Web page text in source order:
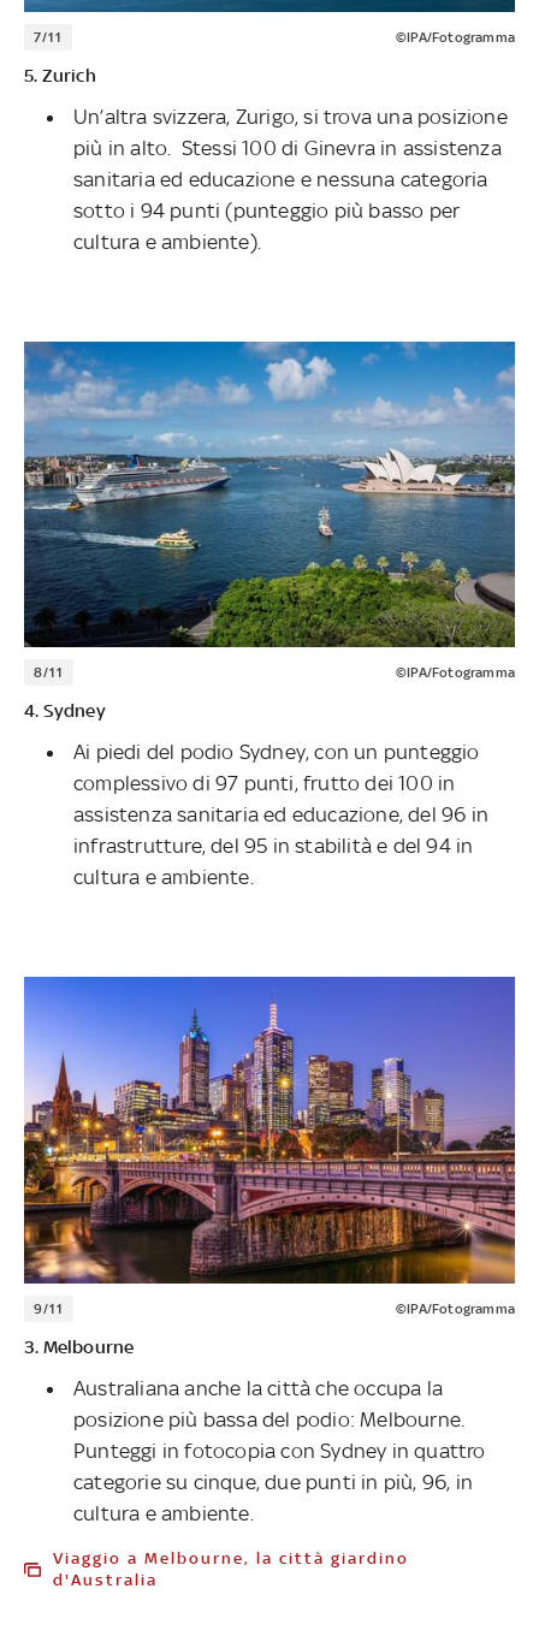
7/11 ©IPA/Fotogramma
5. Zurich
Un’altra svizzera, Zurigo, si trova una posizione
più in alto. Stessi 100 di Ginevra in assistenza
sanitaria ed educazione e nessuna categoria
sotto i 94 punti (punteggio più basso per
cultura e ambiente).
8/11 ©IPA/Fotogramma
4. Sydney
Ai piedi del podio Sydney, con un punteggio
complessivo di 97 punti, frutto dei 100 in
assistenza sanitaria ed educazione, del 96 in
infrastrutture, del 95 in stabilità e del 94 in
cultura e ambiente.
9/11 ©IPA/Fotogramma
3. Melbourne
Australiana anche la città che occupa la
posizione più bassa del podio: Melbourne.
Punteggi in fotocopia con Sydney in quattro
categorie su cinque, due punti in più, 96, in
cultura e ambiente.
Viaggio a Melbourne, la città giardino
d'Australia